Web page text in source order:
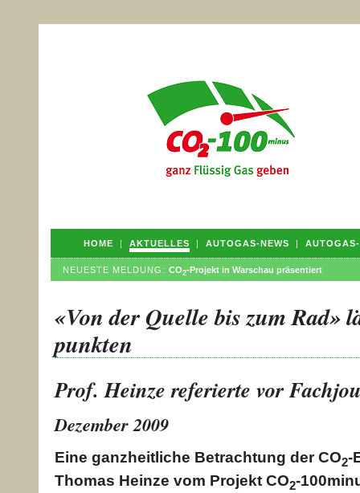
HOME | AKTUELLES | AUTOGAS-NEWS |
NEUESTE MELDUNG: CO2-Projekt in Warschau präsentiert
«Von der Quelle bis zum Rad»
punkten
Prof. Heinze referierte vor
Dezember 2009
Eine ganzheitliche Betrachtung der CO2-
Thomas Heinze vom Projekt CO2-